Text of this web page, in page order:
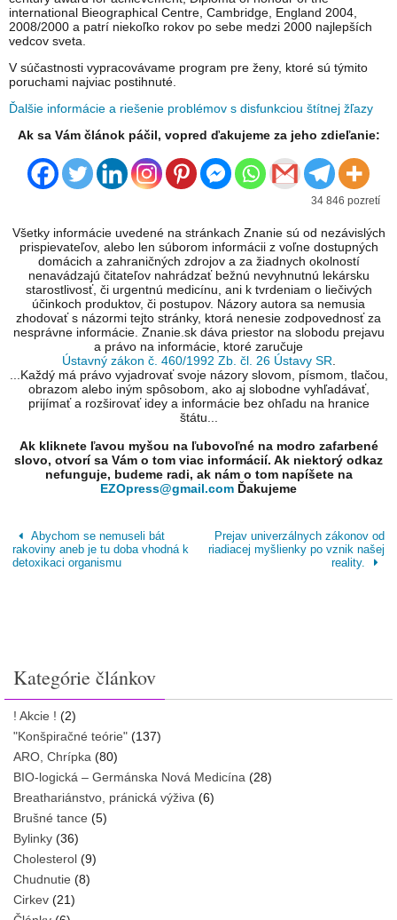
international Bieographical Centre, Cambridge, England 2004,
2008/2000 a patrí niekoľko rokov po sebe medzi 2000 najlepších
vedcov sveta.
V súčastnosti vypracovávame program pre ženy, ktoré sú týmito
poruchami najviac postihnuté.
Ďalšie informácie a riešenie problémov s disfunkciou štítnej žľazy
Ak sa Vám článok páčil, vopred ďakujeme za jeho zdieľanie:
34 846 pozretí
Všetky informácie uvedené na stránkach Znanie sú od nezávislých
prispievateľov, alebo len súborom informácii z voľne dostupných
domácich a zahraničných zdrojov a za žiadnych okolností
nenavádzajú čitateľov nahrádzať bežnú nevyhnutnú lekársku
starostlivosť, či urgentnú medicínu, ani k tvrdeniam o liečivých
účinkoch produktov, či postupov. Názory autora sa nemusia
zhodovať s názormi tejto stránky, ktorá nenesie zodpovednosť za
nesprávne informácie. Znanie.sk dáva priestor na slobodu prejavu
a právo na informácie, ktoré zaručuje
Ústavný zákon č. 460/1992 Zb. čl. 26 Ústavy SR
...Každý má právo vyjadrovať svoje názory slovom, písmom, tlačou,
obrazom alebo iným spôsobom, ako aj slobodne vyhľadávať,
prijímať a rozširovať idey a informácie bez ohľadu na hranice
štátu...
Ak kliknete ľavou myšou na ľubovoľné na modro zafarbené
slovo, otvorí sa Vám o tom viac informácií. Ak niektorý odkaz
nefunguje, budeme radi, ak nám o tom napíšete na
EZOpress@gmail.com Ďakujeme
Abychom se nemuseli bát
rakoviny aneb je tu doba vhodná k
detoxikaci organismu
Prejav univerzálnych zákonov od
riadiacej myšlienky po vznik našej
reality.
Kategórie článkov
! Akcie ! (2)
"Konšpiračné teórie" (137)
ARO, Chrípka (80)
BIO-logická – Germánska Nová Medicína (28)
Breathariánstvo, pránická výživa (6)
Brušné tance (5)
Bylinky (36)
Cholesterol (9)
Chudnutie (8)
Cirkev (21)